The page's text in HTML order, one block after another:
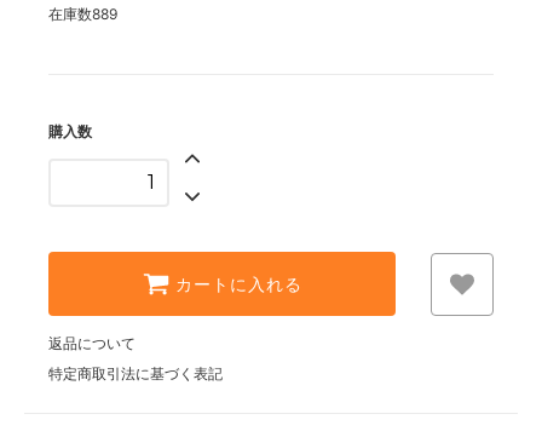
在庫数889
購入数
カートに入れる
返品について
特定商取引法に基づく表記